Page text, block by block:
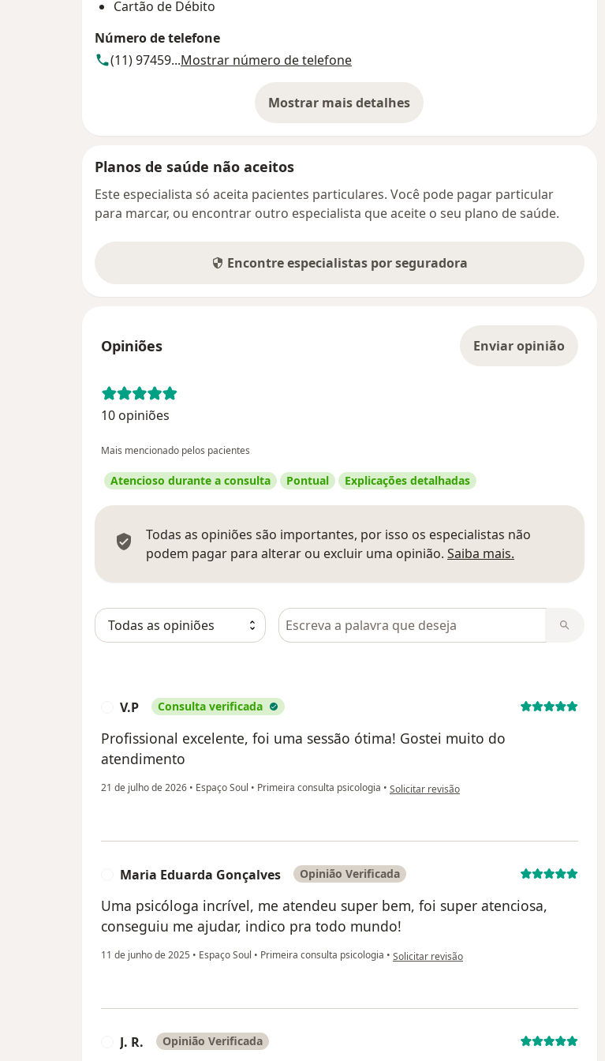
Cartão de Débito
Número de telefone
(11) 97459...Mostrar número de telefone
Mostrar mais detalhes
sobre o endereço
Planos de saúde não aceitos
Este especialista só aceita pacientes particulares. Você pode pagar particular
para marcar, ou encontrar outro especialista que aceite o seu plano de saúde.
Encontre especialistas por seguradora
Opiniões Enviar opinião
10 opiniões
Mais mencionado pelos pacientes
Atencioso durante a consulta Pontual Explicações detalhadas
Todas as opiniões são importantes, por isso os especialistas não
podem pagar para alterar ou excluir uma opinião. Saiba mais.
Pesquisar em opiniões
V.P Consulta verificada
Profissional excelente, foi uma sessão ótima! Gostei muito do
atendimento
21 de julho de 2026 • Espaço Soul • Primeira consulta psicologia • na opinião do utilizador V.P
Solicitar revisão
Maria Eduarda Gonçalves Opinião Verificada
Uma psicóloga incrível, me atendeu super bem, foi super atenciosa,
conseguiu me ajudar, indico pra todo mundo!
11 de junho de 2025 • Espaço Soul • Primeira consulta psicologia • na opinião do utilizador Maria Eduarda Gonçalves
Solicitar revisão
J. R. Opinião Verificada